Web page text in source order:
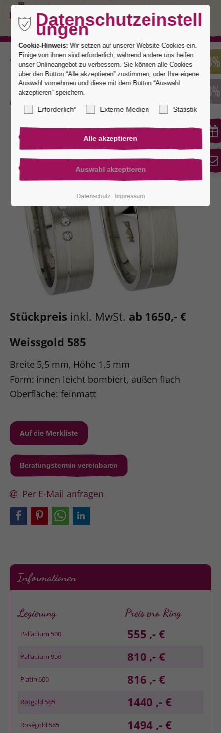
Zurück
Granada 1
Stückpreis inkl. MwSt. ab 1650,- €
Weissgold 585
Breite 5,5 mm, Höhe 1,5 mm
Form: innen leicht bombiert, außen flach
Oberfläche: feinmatt
Beratungstermin vereinbaren
Per E-Mail anfragen
Informationen
Legierung Preis pro Ring
Palladium 500 555 ,- €
Palladium 950 810 ,- €
Platin 600 816 ,- €
Rotgold 585 1440 ,- €
Roségold 585 1494 ,- €
Datenschutzeinstell
ungen
Cookie-Hinweis: Wir setzen auf unserer Website Cookies ein.
Einige von ihnen sind erforderlich, während andere uns helfen
unser Onlineangebot zu verbessern. Sie können alle Cookies
über den Button “Alle akzeptieren” zustimmen, oder Ihre eigene
Auswahl vornehmen und diese mit dem Button “Auswahl
akzeptieren” speichern.
Erforderlich* Externe Medien Statistik
Datenschutz Impressum